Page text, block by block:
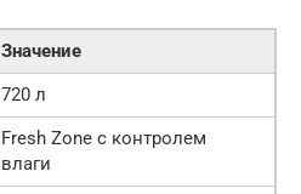
Значение
720 л
Fresh Zone с контролем
влаги